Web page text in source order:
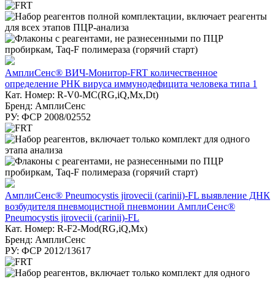
АмплиСенс® ВИЧ-Монитор-FRT количественное
определение РНК вируса иммунодефицита человека типа 1
Кат. Номер: R-V0-MC(RG,iQ,Mx,Dt)
Бренд: АмплиСенс
РУ: ФСР 2008/02552
АмплиСенс® Pneumocystis jirovecii (carinii)-FL выявление ДНК
возбудителя пневмоцистной пневмонии АмплиСенс®
Pneumocystis jirovecii (carinii)-FL
Кат. Номер: R-F2-Mod(RG,iQ,Mx)
Бренд: АмплиСенс
РУ: ФСР 2012/13617